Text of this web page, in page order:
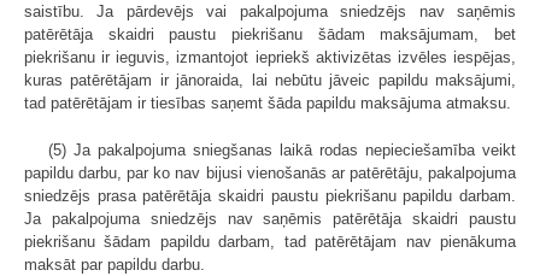
saistību. Ja pārdevējs vai pakalpojuma sniedzējs nav saņēmis
patērētāja skaidri paustu piekrišanu šādam maksājumam, bet
piekrišanu ir ieguvis, izmantojot iepriekš aktivizētas izvēles iespējas,
kuras patērētājam ir jānoraida, lai nebūtu jāveic papildu maksājumi,
tad patērētājam ir tiesības saņemt šāda papildu maksājuma atmaksu.
(5) Ja pakalpojuma sniegšanas laikā rodas nepieciešamība veikt
papildu darbu, par ko nav bijusi vienošanās ar patērētāju, pakalpojuma
sniedzējs prasa patērētāja skaidri paustu piekrišanu papildu darbam.
Ja pakalpojuma sniedzējs nav saņēmis patērētāja skaidri paustu
piekrišanu šādam papildu darbam, tad patērētājam nav pienākuma
maksāt par papildu darbu.